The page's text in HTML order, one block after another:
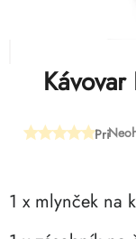
0,0
1 x mlynček na